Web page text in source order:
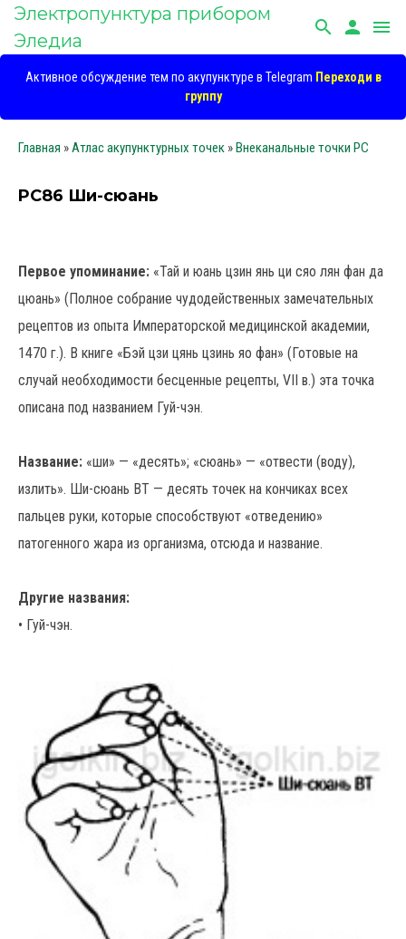
Электропунктура прибором
Эледиа
search person menu
Активное обсуждение тем по акупунктуре в Telegram Переходи в
группу
Главная »Атлас акупунктурных точек »Внеканальные точки PC
PC86 Ши-сюань
Первое упоминание: «Тай и юань цзин янь ци сяо лян фан да
цюань» (Полное собрание чудодейственных замечательных
рецептов из опыта Императорской медицинской академии,
1470 г.). В книге «Бэй цзи цянь цзинь яо фан» (Готовые на
случай необходимости бесценные рецепты, VII в.) эта точка
описана под названием Гуй-чэн.
Название: «ши» — «десять»; «сюань» — «отвести (воду),
излить». Ши-сюань ВТ — десять точек на кончиках всех
пальцев руки, которые способствуют «отведению»
патогенного жара из организма, отсюда и название.
Другие названия:
• Гуй-чэн.